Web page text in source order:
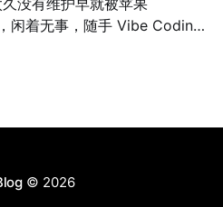
没有维护早就被苹果
© 2026